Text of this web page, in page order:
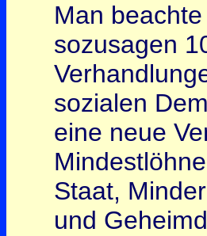
Man
sozusagen
sozialen
eine neue
Staat,
und